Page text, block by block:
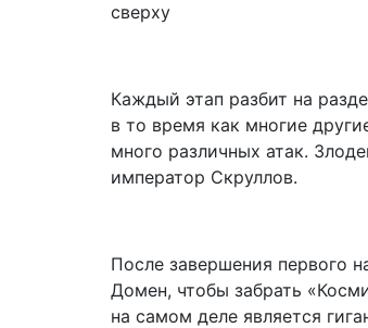
сверху
Каждый этап разбит на
в то время как многие
много различных атак.
император Скруллов.
После завершения первого
Домен, чтобы забрать
на самом деле является